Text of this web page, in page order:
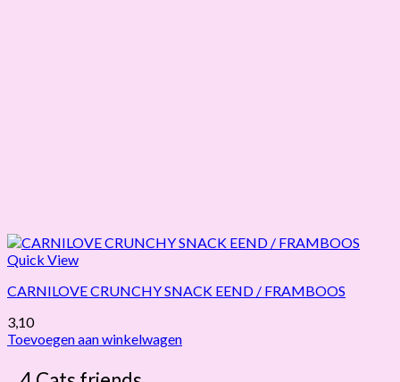
Quick View
CARNILOVE CRUNCHY SNACK EEND / FRAMBOOS
3,10
Toevoegen aan winkelwagen